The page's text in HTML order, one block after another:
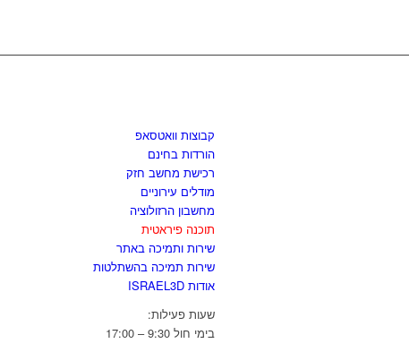
קבוצות וואטסאפ
הורדות בחינם
רכישת מחשב חזק
מודלים עירוניים
מחשבון הרזולוציה
תוכנה פיראטית
שירות ותמיכה באתר
שירות תמיכה בהשתלטות
אודות ISRAEL3D
שעות פעילות:
בימי חול 9:30 – 17:00